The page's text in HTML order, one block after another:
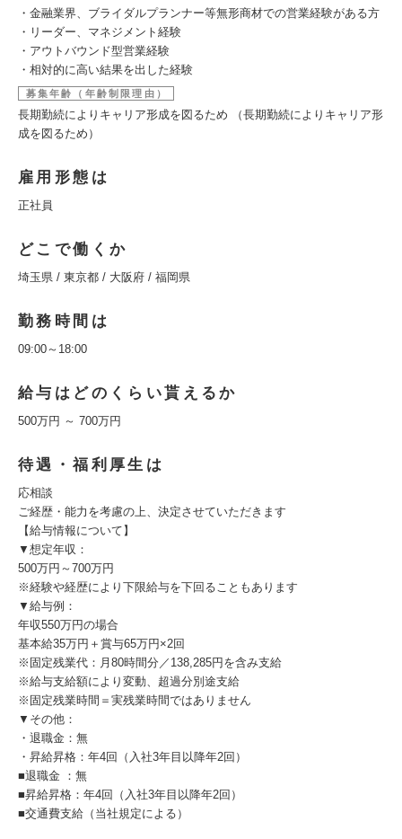
・金融業界、ブライダルプランナー等無形商材での営業経験がある方
・リーダー、マネジメント経験
・アウトバウンド型営業経験
・相対的に高い結果を出した経験
募集年齢（年齢制限理由）
長期勤続によりキャリア形成を図るため （長期勤続によりキャリア形
成を図るため）
雇用形態は
正社員
どこで働くか
埼玉県 / 東京都 / 大阪府 / 福岡県
勤務時間は
09:00～18:00
給与はどのくらい貰えるか
500万円 ～ 700万円
待遇・福利厚生は
応相談
ご経歴・能力を考慮の上、決定させていただきます
【給与情報について】
▼想定年収：
500万円～700万円
※経験や経歴により下限給与を下回ることもあります
▼給与例：
年収550万円の場合
基本給35万円＋賞与65万円×2回
※固定残業代：月80時間分／138,285円を含み支給
※給与支給額により変動、超過分別途支給
※固定残業時間＝実残業時間ではありません
▼その他：
・退職金：無
・昇給昇格：年4回（入社3年目以降年2回）
■退職金 ：無
■昇給昇格：年4回（入社3年目以降年2回）
■交通費支給（当社規定による）